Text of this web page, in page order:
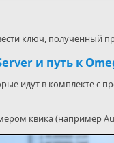
ключ, полученный
и путь к
идут в комплекте с
квика (например